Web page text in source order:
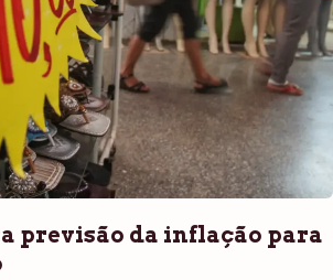
previsão da inflação para